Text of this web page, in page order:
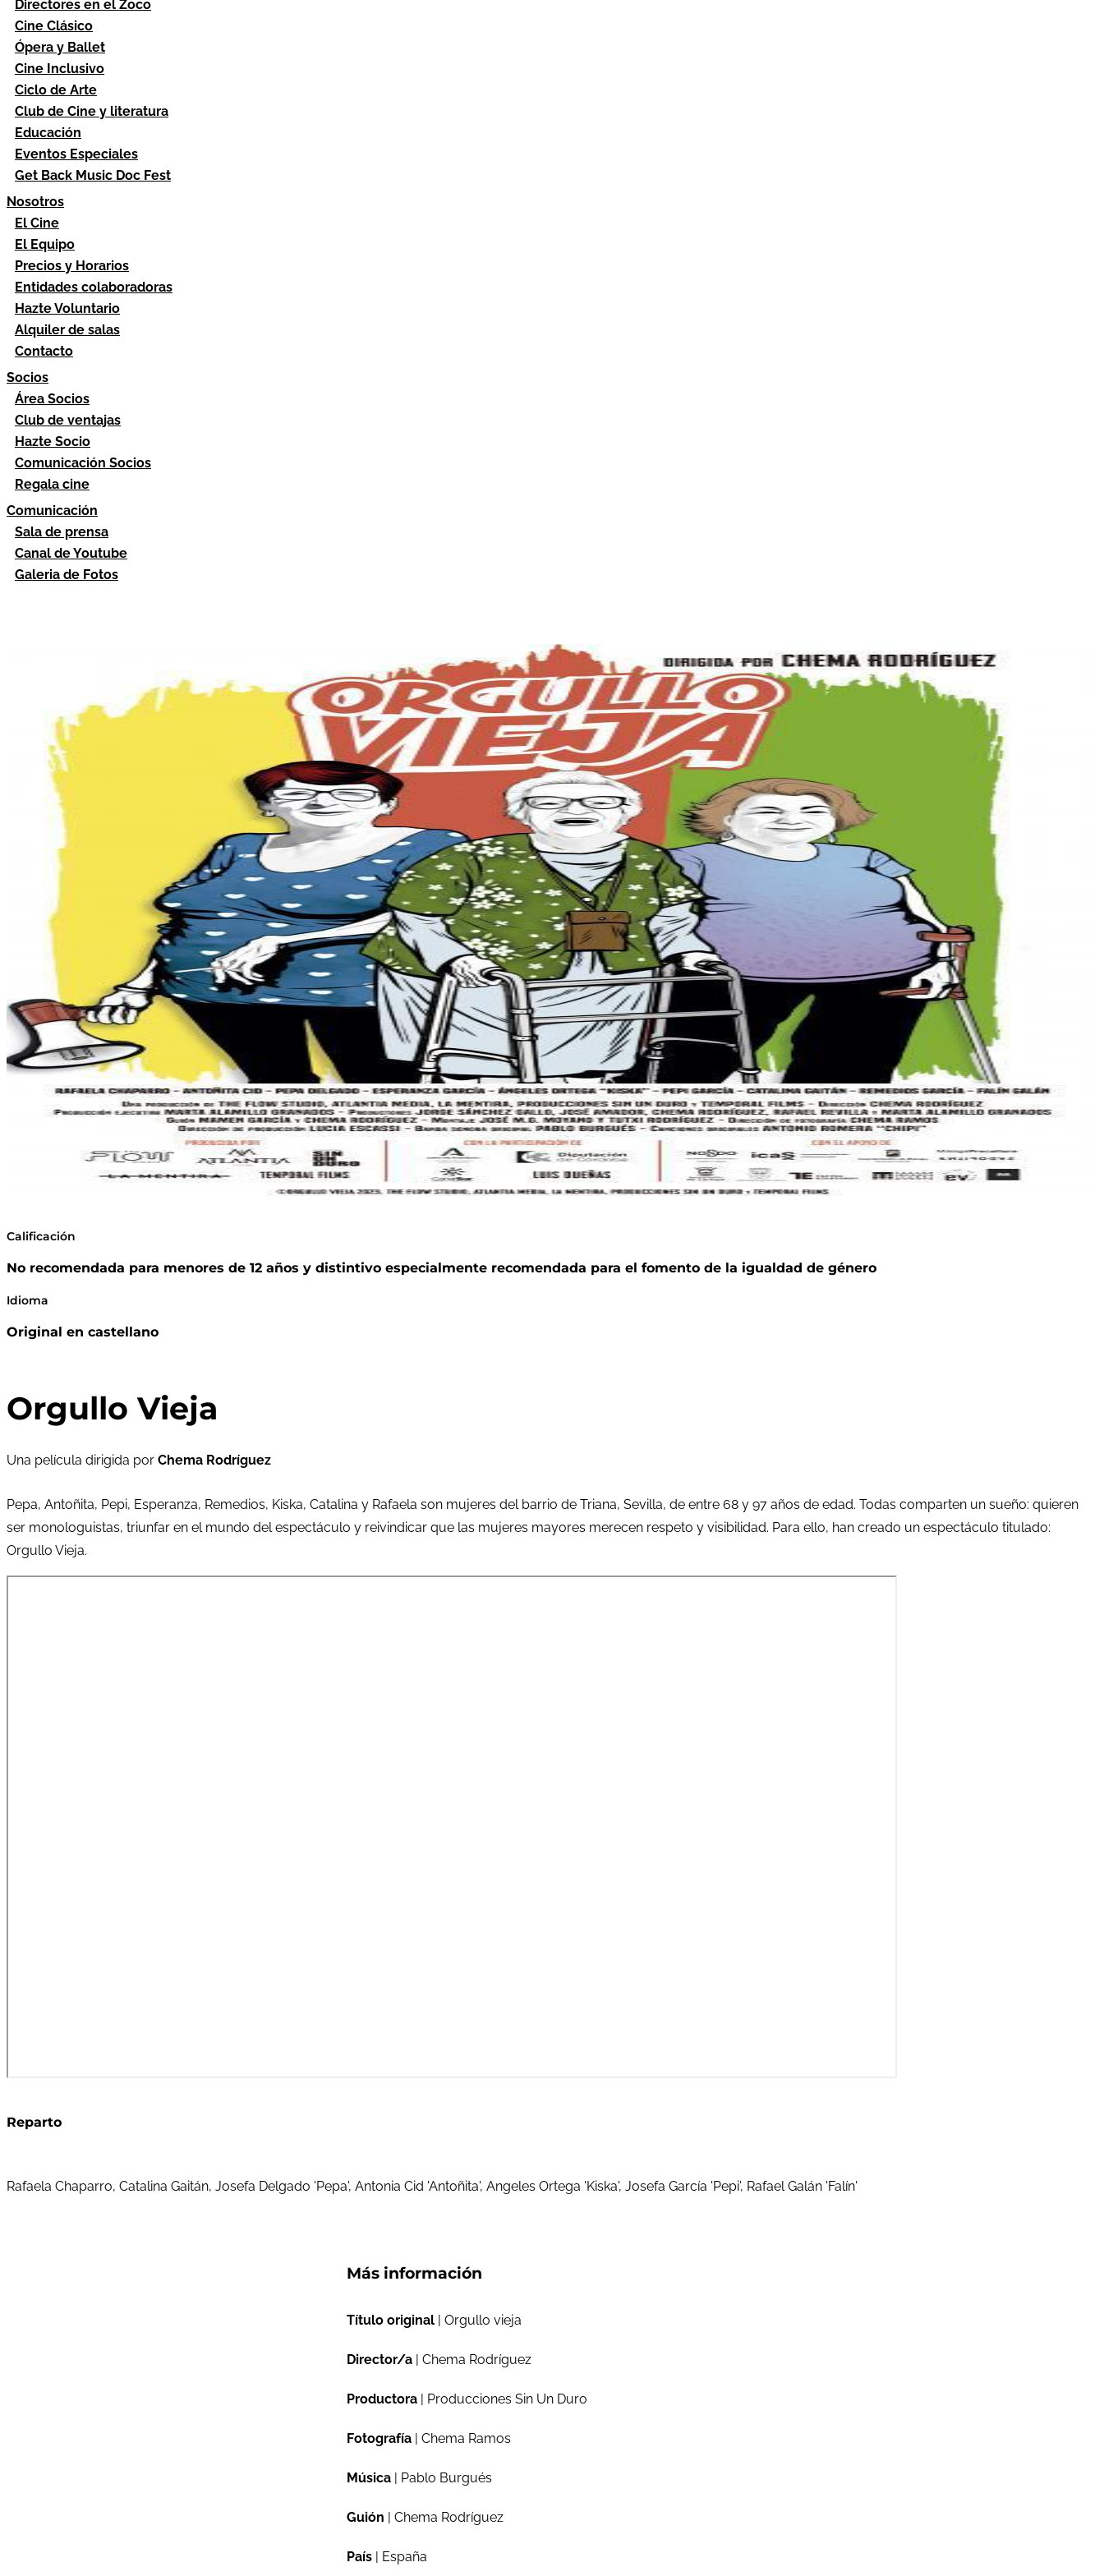
Directores en el Zoco
Cine Clásico
Ópera y Ballet
Cine Inclusivo
Ciclo de Arte
Club de Cine y literatura
Educación
Eventos Especiales
Get Back Music Doc Fest
Nosotros
El Cine
El Equipo
Precios y Horarios
Entidades colaboradoras
Hazte Voluntario
Alquiler de salas
Contacto
Socios
Área Socios
Club de ventajas
Hazte Socio
Comunicación Socios
Regala cine
Comunicación
Sala de prensa
Canal de Youtube
Galeria de Fotos
Calificación
No recomendada para menores de 12 años y distintivo especialmente recomendada para el fomento de la igualdad de género
Idioma
Original en castellano
Orgullo Vieja
Una película dirigida por Chema Rodríguez
Pepa, Antoñita, Pepi, Esperanza, Remedios, Kiska, Catalina y Rafaela son mujeres del barrio de Triana, Sevilla, de entre 68 y 97 años de edad. Todas comparten un sueño: quieren
ser monologuistas, triunfar en el mundo del espectáculo y reivindicar que las mujeres mayores merecen respeto y visibilidad. Para ello, han creado un espectáculo titulado:
Orgullo Vieja.
Reparto
Rafaela Chaparro, Catalina Gaitán, Josefa Delgado 'Pepa', Antonia Cid 'Antoñita', Angeles Ortega 'Kiska', Josefa García 'Pepi', Rafael Galán 'Falín'
Más información
Título original | Orgullo vieja
Director/a | Chema Rodríguez
Productora | Producciones Sin Un Duro
Fotografía | Chema Ramos
Música | Pablo Burgués
Guión | Chema Rodríguez
País | España